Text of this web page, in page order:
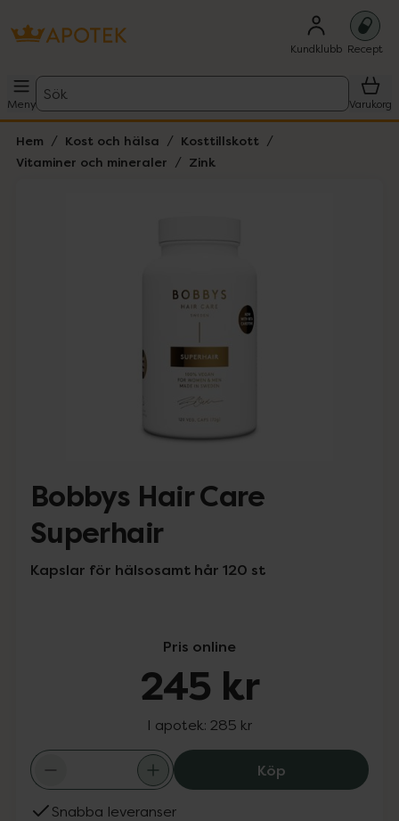
Kundklubb Recept
Meny
Sök
Varukorg
Hem Kost och hälsa
Kosttillskott
Vitaminer och mineraler
Zink
Bobbys Hair Care
Superhair
Kapslar för hälsosamt hår 120 st
Pris online
245 kr
I apotek: 285 kr
KöpBobbys Hair
Snabba leveranser